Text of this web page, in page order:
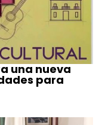
una nueva
para